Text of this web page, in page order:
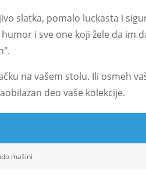
slatka, pomalo luckasta i
i sve one koji žele da im
na vašem stolu. Ili osmeh
deo vaše kolekcije.
mašini